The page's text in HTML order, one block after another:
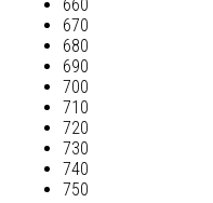
660
670
680
690
700
710
720
730
740
750